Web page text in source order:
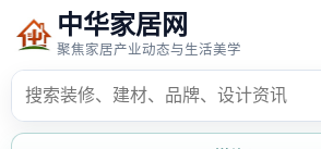
中华家居网
聚焦家居产业动态与生活美学